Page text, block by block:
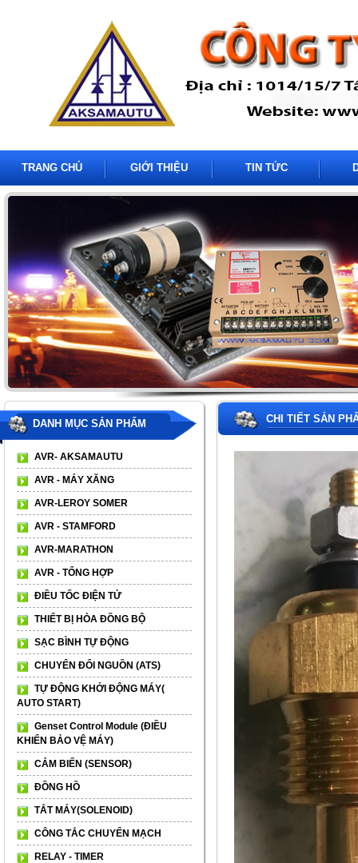
TRANG CHỦ GIỚI THIỆU TIN TỨC
DANH MỤC SẢN PHẨM
AVR- AKSAMAUTU
AVR - MÁY XĂNG
AVR-LEROY SOMER
AVR - STAMFORD
AVR-MARATHON
AVR - TỔNG HỢP
ĐIỀU TỐC ĐIỆN TỬ
THIẾT BỊ HÒA ĐỒNG BỘ
SẠC BÌNH TỰ ĐỘNG
CHUYỂN ĐỔI NGUỒN (ATS)
TỰ ĐỘNG KHỞI ĐỘNG MÁY(
AUTO START)
Genset Control Module (ĐIỀU
KHIỂN BẢO VỆ MÁY)
CẢM BIẾN (SENSOR)
ĐỒNG HỒ
TẮT MÁY(SOLENOID)
CÔNG TẮC CHUYỂN MẠCH
RELAY - TIMER
CHI TIẾT SẢN